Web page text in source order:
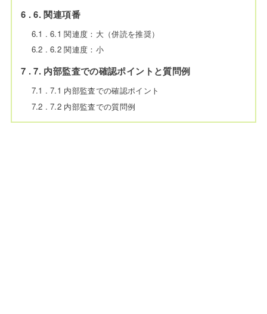
6
6. 関連項番
6.1
6.1 関連度：大（併読を推奨）
6.2
6.2 関連度：小
7 7. 内部監査での確認ポイントと質問例
7.1
7.1 内部監査での確認ポイント
7.2
7.2 内部監査での質問例